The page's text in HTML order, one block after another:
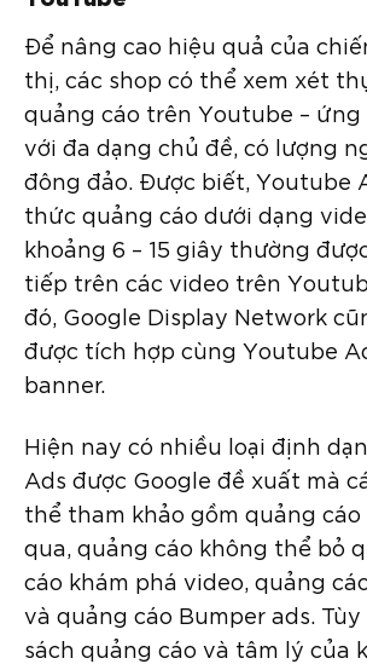
Để nâng cao hiệu quả của
thị, các shop có thể xem xét
quảng cáo trên Youtube –
với đa dạng chủ đề, có lượng
đông đảo. Được biết, Youtube
thức quảng cáo dưới dạng
khoảng 6 – 15 giây thường
tiếp trên các video trên
đó, Google Display Network
được tích hợp cùng Youtube
banner.
Hiện nay có nhiều loại định
Ads được Google đề xuất mà
thể tham khảo gồm quảng
qua, quảng cáo không thể bỏ
cáo khám phá video, quảng
và quảng cáo Bumper ads.
sách quảng cáo và tâm lý của